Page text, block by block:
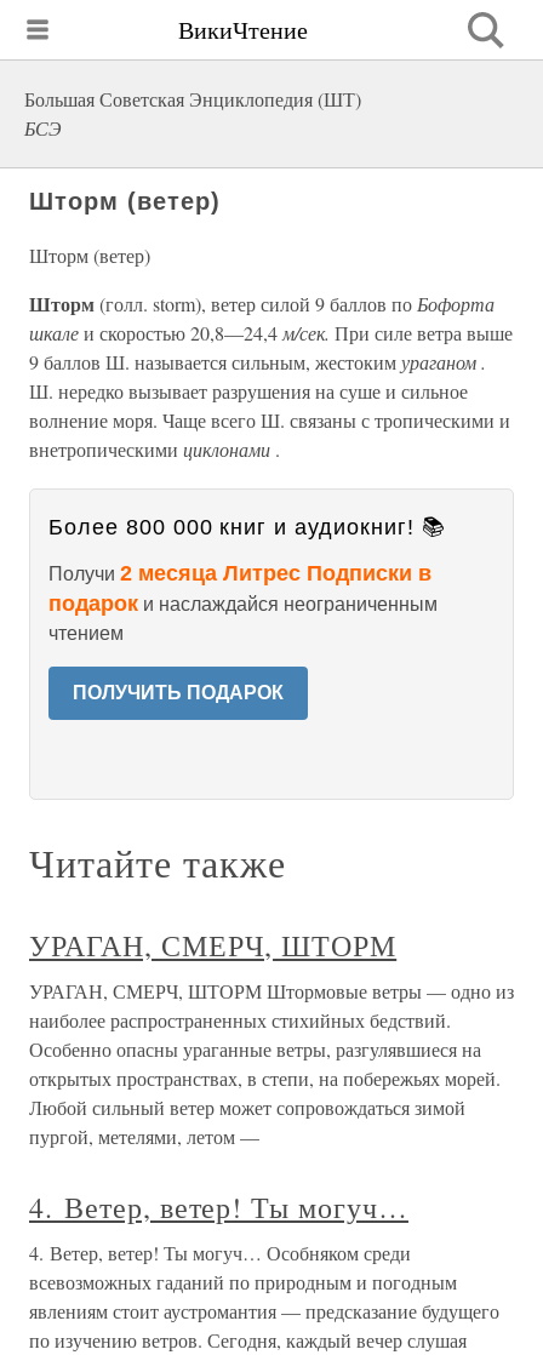
ВикиЧтение
Большая Советская Энциклопедия (ШТ)
БСЭ
Шторм (ветер)
Шторм (ветер)
Шторм(голл. storm), ветер силой 9 баллов по Бофорта
шкалеи скоростью 20,8—24,4 м/сек. При силе ветра выше
9 баллов Ш. называется сильным, жестокимураганом .
Ш. нередко вызывает разрушения на суше и сильное
волнение моря. Чаще всего Ш. связаны с тропическими и
внетропическими циклонами .
Более 800 000 книг и аудиокниг! 📚
Получи 2 месяца Литрес Подписки в
подарок и наслаждайся неограниченным
чтением
ПОЛУЧИТЬ ПОДАРОК
Читайте также
УРАГАН, СМЕРЧ, ШТОРМ
УРАГАН, СМЕРЧ, ШТОРМ Штормовые ветры — одно из
наиболее распространенных стихийных бедствий.
Особенно опасны ураганные ветры, разгулявшиеся на
открытых пространствах, в степи, на побережьях морей.
Любой сильный ветер может сопровождаться зимой
пургой, метелями, летом —
4. Ветер, ветер! Ты могуч…
4. Ветер, ветер! Ты могуч… Особняком среди
всевозможных гаданий по природным и погодным
явлениям стоит аустромантия — предсказание будущего
по изучению ветров. Сегодня, каждый вечер слушая